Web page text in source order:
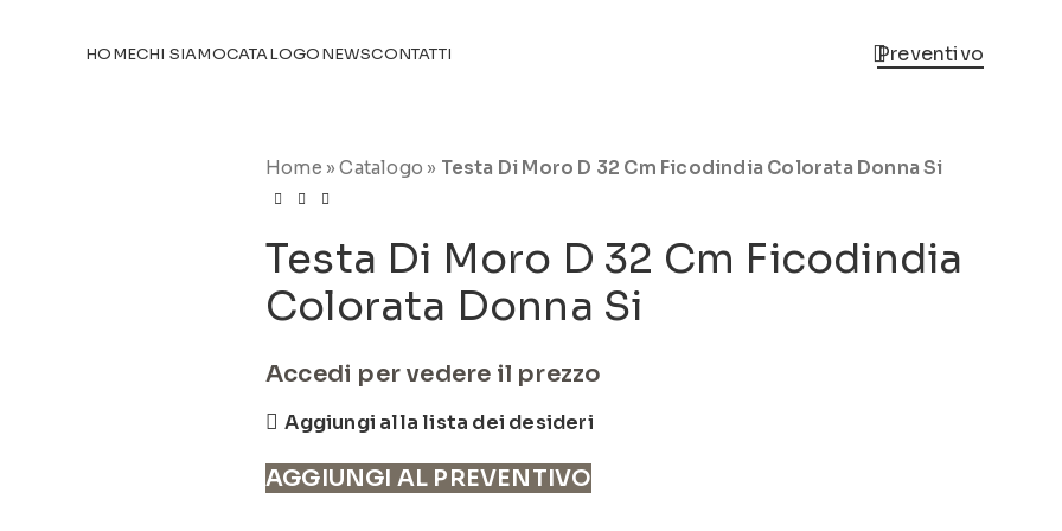
HOMECHI SIAMOCATALOGONEWSCONTATTI Preventivo
Home »Catalogo » Testa Di Moro D 32 Cm Ficodindia Colorata Donna Si
Testa Di Moro D 32 Cm Ficodindia
Colorata Donna Si
Accedi per vedere il prezzo
Aggiungi alla lista dei desideri
AGGIUNGI AL PREVENTIVO